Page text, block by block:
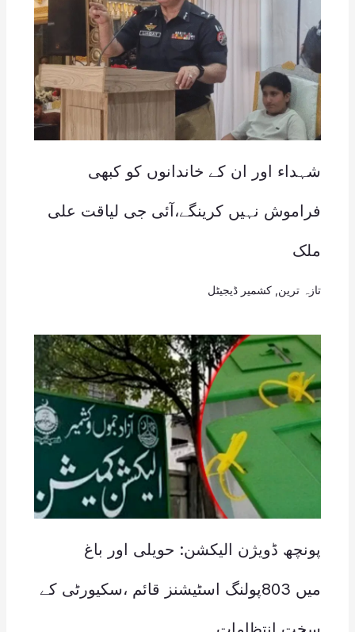
شہداء اور ان کے خاندانوں کو کبھی
فراموش نہیں کرینگے،آئی جی لیاقت علی
ملک
تازہ ترین کشمیر ڈیجیٹل
پونچھ ڈویژن الیکشن: حویلی اور باغ
میں 803پولنگ اسٹیشنز قائم ،سکیورٹی کے